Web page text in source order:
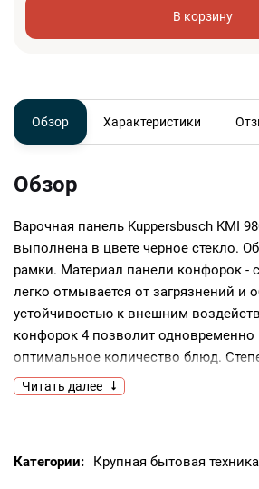
В корзину
Обзор Характеристики
Обзор
Варочная панель Kuppersbusch KMI
выполнена в цвете черное стекло.
рамки. Материал панели конфорок -
легко отмывается от загрязнений и
устойчивостью к внешним
конфорок 4 позволит одновременно
оптимальное количество блюд.
настраивается на передней панели.
Читать далее
Категории: Крупная бытовая техника